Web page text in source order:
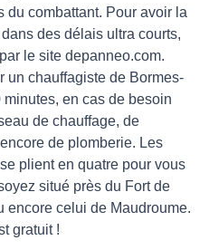
du combattant. Pour avoir la
des délais ultra courts,
le site depanneo.com.
un chauffagiste de Bormes-
en cas de besoin
de chauffage, de
de plomberie. Les
plient en quatre pour vous
situé près du Fort de
encore celui de Maudroume.
gratuit !